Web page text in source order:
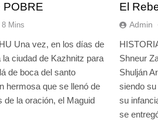
POBRE
8 Mins
Una vez, en los días de
ciudad de Kazhnitz para
de boca del santo
hermosa que se llenó de
la oración, el Maguid
El
Admin
Shneur
Shulján
siendo
su
se